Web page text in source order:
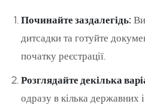
Починайте заздалегідь:
дитсадки та готуйте
початку реєстрації.
Розглядайте декілька
одразу в кілька державних